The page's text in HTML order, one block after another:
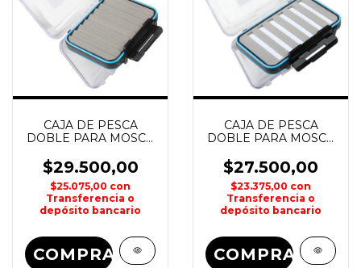
CAJA DE PESCA
DOBLE PARA MOSCA
$29.500,00
$25.075,00 con
Transferencia o
depósito bancario
COMPRAR
CAJA DE PESCA
DOBLE PARA MOSCA
$27.500,00
$23.375,00 con
Transferencia o
depósito bancario
COMPRAR